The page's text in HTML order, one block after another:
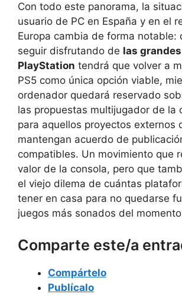
Con todo este panorama, la
usuario de PC en España y en el
Europa cambia de forma notable:
seguir disfrutando de las
PlayStation tendrá que volver a
PS5 como única opción viable,
ordenador quedará reservado
las propuestas multijugador de la
para aquellos proyectos externos
mantengan acuerdo de
compatibles. Un movimiento que
valor de la consola, pero que
el viejo dilema de cuántas
tener en casa para no quedarse
juegos más sonados del
Comparte este/a
Compártelo
Publícalo